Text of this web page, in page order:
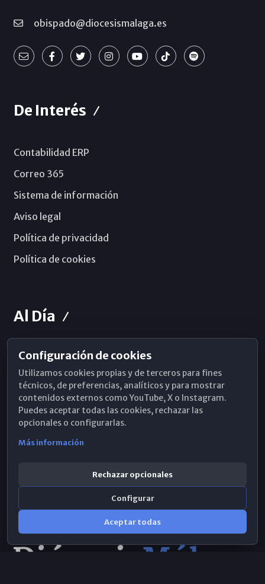
obispado@diocesismalaga.es
De Interés
Contabilidad ERP
Correo 365
Sistema de información
Aviso legal
Política de privacidad
Política de cookies
Al Día
Horarios de Misa
Hemeroteca
WhatsApp
Configuración de cookies
Utilizamos cookies propias y de terceros para fines
técnicos, de preferencias, analíticos y para mostrar
contenidos externos como YouTube, X o Instagram.
Puedes aceptar todas las cookies, rechazar las
opcionales o configurarlas.
Más información
Rechazar opcionales
Configurar
Aceptar todas